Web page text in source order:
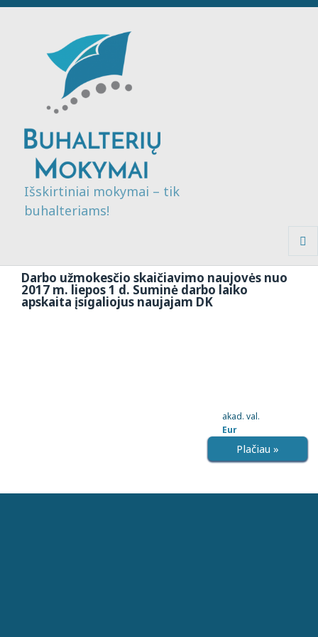
Išskirtiniai mokymai – tik
buhalteriams!
Darbo užmokesčio skaičiavimo naujovės nuo
2017 m. liepos 1 d. Suminė darbo laiko
apskaita įsigaliojus naujajam DK
akad. val.
Eur
Plačiau »